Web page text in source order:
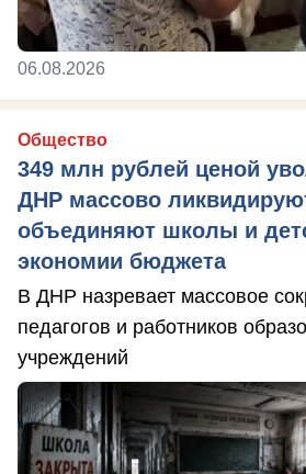
06.08.2026
Общество
349 млн рублей ценой
ДНР массово
объединяют школы и
экономии бюджета
В ДНР назревает массовое
педагогов и работников
учреждений